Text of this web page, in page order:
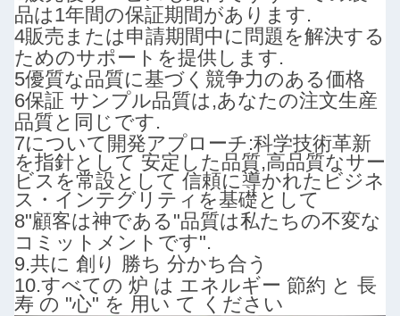
品は1年間の保証期間があります.
4販売または申請期間中に問題を解決する
ためのサポートを提供します.
5優質な品質に基づく競争力のある価格
6保証 サンプル品質は,あなたの注文生産
品質と同じです.
7について 開発アプローチ:科学技術革新
を指針として 安定した品質,高品質なサー
ビスを常設として 信頼に導かれたビジネ
ス・インテグリティを基礎として
8"顧客は神である"品質は私たちの不変な
コミットメントです".
9.共に 創り 勝ち 分かち合う
10.すべての 炉 は エネルギー 節約 と 長
寿 の "心" を 用い て ください